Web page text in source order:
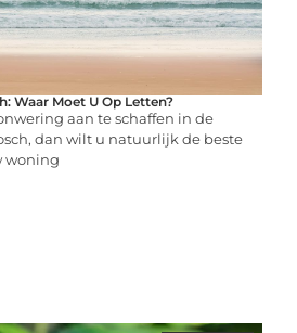
Waar Moet U Op Letten?
aan te schaffen in de
dan wilt u natuurlijk de beste
woning